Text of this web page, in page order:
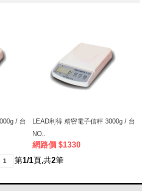
/ 台
LEAD利得 精密電子信秤 3000g / 台
NO..
網路價 $1330
1 第1/1頁,共2筆